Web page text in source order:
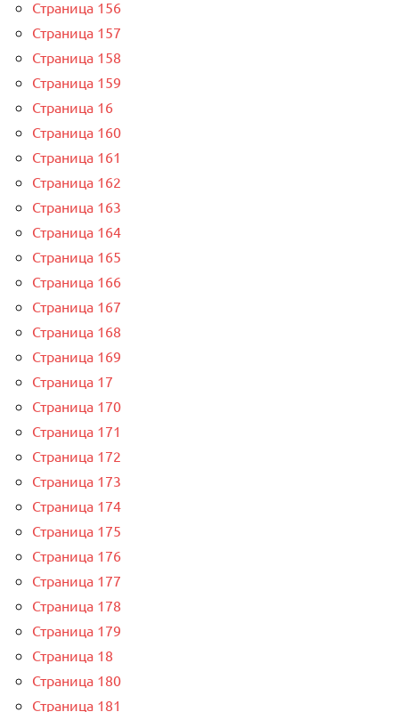
Страница 156
Страница 157
Страница 158
Страница 159
Страница 16
Страница 160
Страница 161
Страница 162
Страница 163
Страница 164
Страница 165
Страница 166
Страница 167
Страница 168
Страница 169
Страница 17
Страница 170
Страница 171
Страница 172
Страница 173
Страница 174
Страница 175
Страница 176
Страница 177
Страница 178
Страница 179
Страница 18
Страница 180
Страница 181